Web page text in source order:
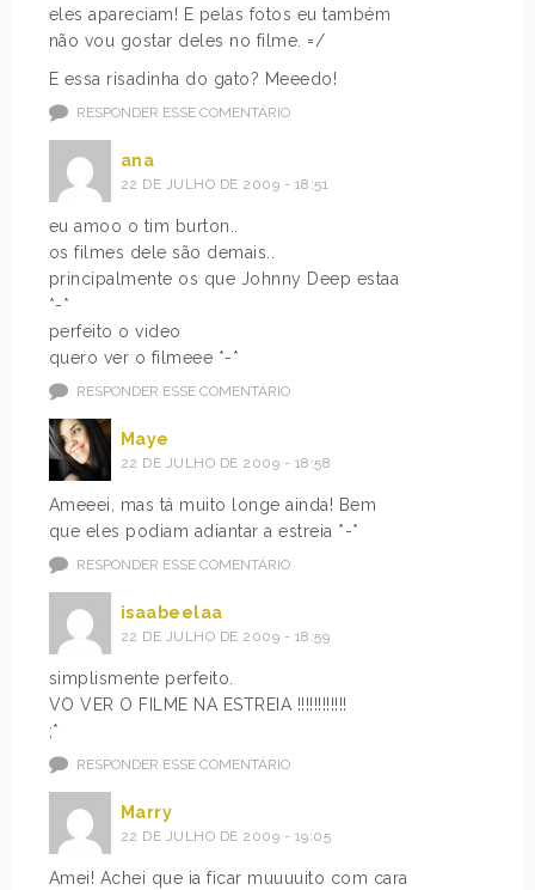
eles apareciam! E pelas fotos eu também
não vou gostar deles no filme. =/
E essa risadinha do gato? Meeedo!
RESPONDER ESSE COMENTÁRIO
ana
22 DE JULHO DE 2009 - 18:51
eu amoo o tim burton..
os filmes dele são demais..
principalmente os que Johnny Deep estaa
*-*
perfeito o video
quero ver o filmeee *-*
RESPONDER ESSE COMENTÁRIO
Maye
22 DE JULHO DE 2009 - 18:58
Ameeei, mas tá muito longe ainda! Bem
que eles podiam adiantar a estreia *-*
RESPONDER ESSE COMENTÁRIO
isaabeelaa
22 DE JULHO DE 2009 - 18:59
simplismente perfeito.
VO VER O FILME NA ESTREIA !!!!!!!!!!!!
;*
RESPONDER ESSE COMENTÁRIO
Marry
22 DE JULHO DE 2009 - 19:05
Amei! Achei que ia ficar muuuuito com cara